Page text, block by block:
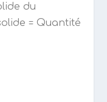
du
= Quantité